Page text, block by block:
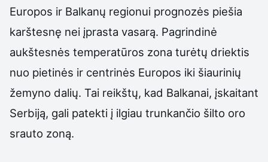
Europos ir Balkanų regionui prognozės piešia
karštesnę nei įprasta vasarą. Pagrindinė
aukštesnės temperatūros zona turėtų driektis
nuo pietinės ir centrinės Europos iki šiaurinių
žemyno dalių. Tai reikštų, kad Balkanai, įskaitant
Serbiją, gali patekti į ilgiau trunkančio šilto oro
srauto zoną.